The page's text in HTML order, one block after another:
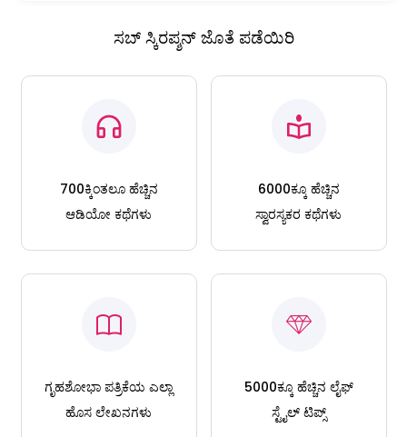
ಸಬ್ ಸ್ಕಿರಪ್ಶನ್ ಜೊತೆ ಪಡೆಯಿರಿ
700ಕ್ಕಿಂತಲೂ ಹೆಚ್ಚಿನ
ಆಡಿಯೋ ಕಥೆಗಳು
6000ಕ್ಕೂ ಹೆಚ್ಚಿನ
ಸ್ವಾರಸ್ಯಕರ ಕಥೆಗಳು
ಗೃಹಶೋಭಾ ಪತ್ರಿಕೆಯ ಎಲ್ಲಾ
ಹೊಸ ಲೇಖನಗಳು
5000ಕ್ಕೂ ಹೆಚ್ಚಿನ ಲೈಫ್
ಸ್ಟೈಲ್ ಟಿಪ್ಸ್